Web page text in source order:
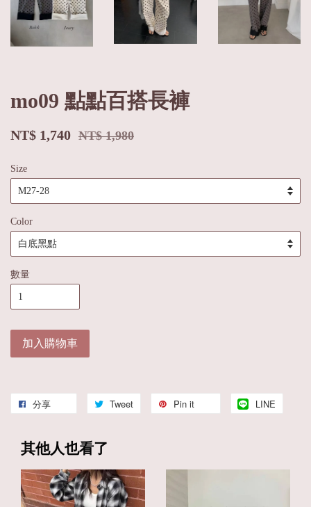
mo09 點點百搭長褲
NT$ 1,740 NT$ 1,980
Size
Color
數量
加入購物車
分享 Tweet Pin it LINE
其他人也看了